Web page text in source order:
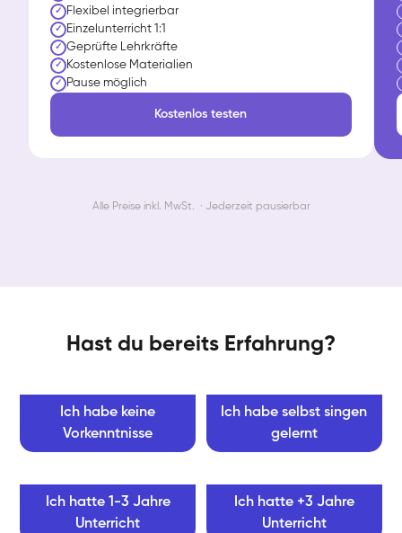
✓ Flexibel integrierbar
✓ Einzelunterricht 1:1
✓ Geprüfte Lehrkräfte
✓ Kostenlose Materialien
✓ Pause möglich
Kostenlos testen
Alle Preise inkl. MwSt. · Jederzeit pausierbar
Hast du bereits Erfahrung?
Ich habe keine
Vorkenntnisse
Ich habe selbst singen
gelernt
Ich hatte 1-3 Jahre
Unterricht
Ich hatte +3 Jahre
Unterricht